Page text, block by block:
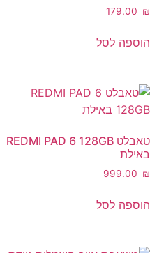
‎179.00 ₪
הוספה לסל
טאבלט REDMI PAD 6 128GB
באילת
‎999.00 ₪
הוספה לסל